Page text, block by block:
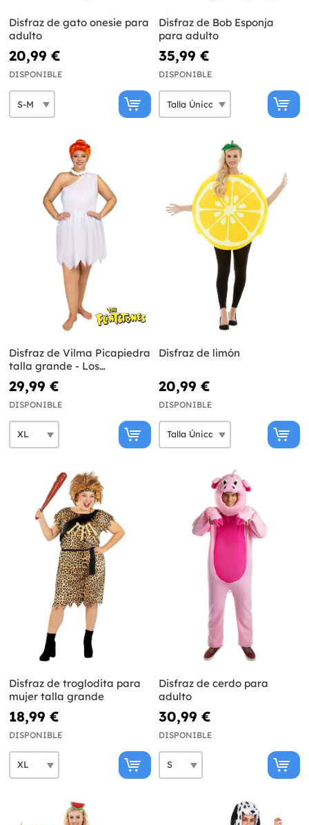
Disfraz de gato onesie para
adulto
20,99 €
DISPONIBLE
Disfraz de Bob Esponja
para adulto
35,99 €
DISPONIBLE
Disfraz de Vilma Picapiedra
talla grande - Los
Picapiedra
29,99 €
DISPONIBLE
Disfraz de limón
20,99 €
DISPONIBLE
Disfraz de troglodita para
mujer talla grande
18,99 €
DISPONIBLE
Disfraz de cerdo para
adulto
30,99 €
DISPONIBLE